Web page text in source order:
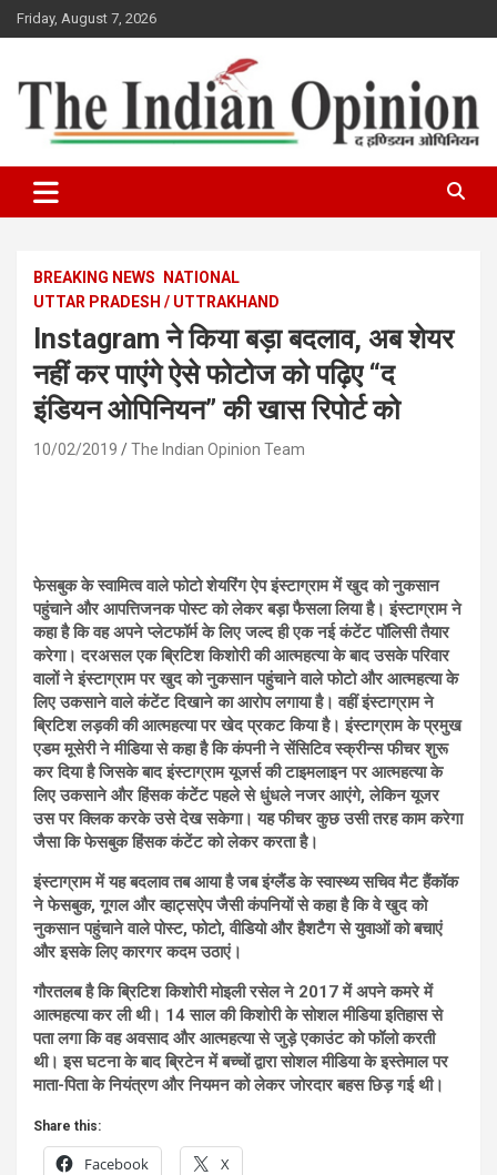
Skip
to
Friday, August 7, 2026
Indian Opinion News
BREAKING NEWS
NATIONAL
UTTAR PRADESH / UTTRAKHAND
Instagram ने किया बड़ा बदलाव, अब शेयर
नहीं कर पाएंगे ऐसे फोटोज को पढ़िए “द
इंडियन ओपिनियन” की खास रिपोर्ट को
10/02/2019 The Indian Opinion Team
फेसबुक के स्वामित्व वाले फोटो शेयरिंग ऐप इंस्टाग्राम में खुद को नुकसान
पहुंचाने और आपत्तिजनक पोस्ट को लेकर बड़ा फैसला लिया है। इंस्टाग्राम ने
कहा है कि वह अपने प्लेटफॉर्म के लिए जल्द ही एक नई कंटेंट पॉलिसी तैयार
करेगा। दरअसल एक ब्रिटिश किशोरी की आत्महत्या के बाद उसके परिवार
वालों ने इंस्टाग्राम पर खुद को नुकसान पहुंचाने वाले फोटो और आत्महत्या के
लिए उकसाने वाले कंटेंट दिखाने का आरोप लगाया है। वहीं इंस्टाग्राम ने
ब्रिटिश लड़की की आत्महत्या पर खेद प्रकट किया है। इंस्टाग्राम के प्रमुख
एडम मूसेरी ने मीडिया से कहा है कि कंपनी ने सेंसिटिव स्क्रीन्स फीचर शुरू
कर दिया है जिसके बाद इंस्टाग्राम यूजर्स की टाइमलाइन पर आत्महत्या के
लिए उकसाने और हिंसक कंटेंट पहले से धुंधले नजर आएंगे, लेकिन यूजर
उस पर क्लिक करके उसे देख सकेगा। यह फीचर कुछ उसी तरह काम करेगा
जैसा कि फेसबुक हिंसक कंटेंट को लेकर करता है।
इंस्टाग्राम में यह बदलाव तब आया है जब इंग्लैंड के स्वास्थ्य सचिव मैट हैंकॉक
ने फेसबुक, गूगल और व्हाट्सऐप जैसी कंपनियों से कहा है कि वे खुद को
नुकसान पहुंचाने वाले पोस्ट, फोटो, वीडियो और हैशटैग से युवाओं को बचाएं
और इसके लिए कारगर कदम उठाएं।
गौरतलब है कि ब्रिटिश किशोरी मोइली रसेल ने 2017 में अपने कमरे में
आत्महत्या कर ली थी। 14 साल की किशोरी के सोशल मीडिया इतिहास से
पता लगा कि वह अवसाद और आत्महत्या से जुड़े एकाउंट को फॉलो करती
थी। इस घटना के बाद ब्रिटेन में बच्चों द्वारा सोशल मीडिया के इस्तेमाल पर
माता-पिता के नियंत्रण और नियमन को लेकर जोरदार बहस छिड़ गई थी।
Share this:
Facebook X